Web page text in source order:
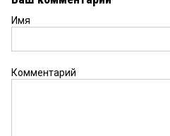
Имя
Комментарий